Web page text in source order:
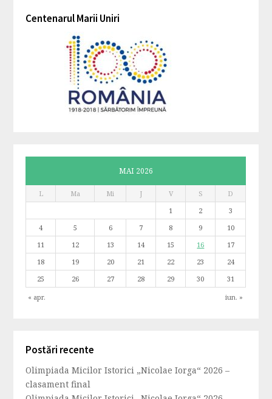
Centenarul Marii Uniri
MAI 2026
L Ma Mi J V S D
« apr. iun. »
1 2
3
4
5 6 7 8 9
10
11
12 13 14 15 16
17
18
19 20 21 22 23
24
25
26 27 28 29 30 31
Postări recente
Olimpiada Micilor Istorici „Nicolae Iorga“ 2026 –
clasament final